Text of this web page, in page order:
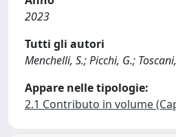
2023
Tutti gli autori
Menchelli, S.; Picchi, G.;
Appare nelle tipologie:
2.1 Contributo in volume